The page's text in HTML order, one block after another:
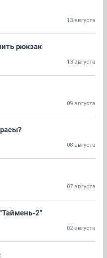
13 августа
рюкзак
13 августа
09 августа
08 августа
07 августа
2"
02 августа